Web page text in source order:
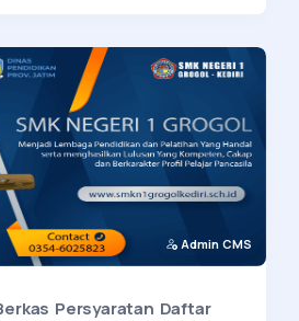
Admin CMS
Persyaratan Daftar